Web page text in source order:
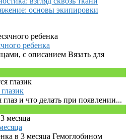
основы экипировки
ребенка
с описанием Вязать для
и что делать при появлении...
в 3 месяца Гемоглобином